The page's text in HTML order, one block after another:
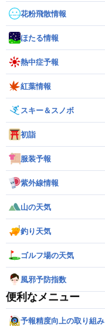
花粉飛散情報
ほたる情報
熱中症予報
紅葉情報
スキー＆スノボ
初詣
服装予報
紫外線情報
山の天気
釣り天気
ゴルフ場の天気
風邪予防指数
便利なメニュー
予報精度向上の取り組み